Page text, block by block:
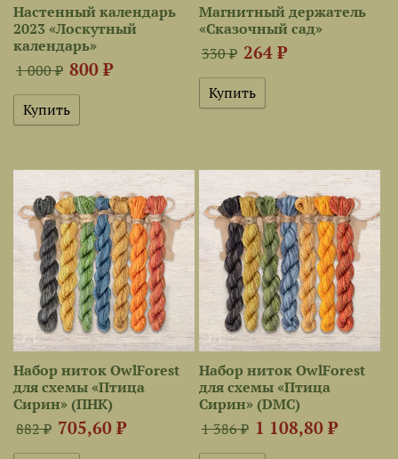
Настенный календарь
2023 «Лоскутный
календарь»
1 000 ₽ 800 ₽
Магнитный держатель
«Сказочный сад»
330 ₽ 264 ₽
Набор ниток OwlForest
для схемы «Птица
Сирин» (ПНК)
882 ₽ 705,60 ₽
Набор ниток OwlForest
для схемы «Птица
Сирин» (DMC)
1 386 ₽ 1 108,80 ₽